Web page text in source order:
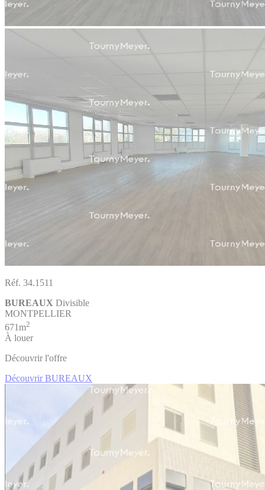
Réf. 34.1511
BUREAUX Divisible
MONTPELLIER
671m2
À louer
Découvrir l'offre
Découvrir BUREAUX